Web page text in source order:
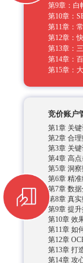
第11章：
第12章：
第13章：
第14章：
第15章：
第2章 合
第3章 关键
第4章 高
第5章 洞察
第6章 精
第7章 数
第8章 真实
第9章 提
第10章 效
第11章 如
第12章
第13章 打
第14章 攻
第15章 多
第16章 学